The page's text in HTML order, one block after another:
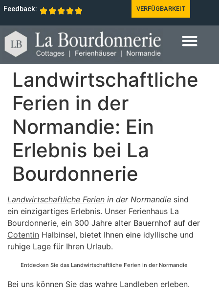
Feedback: VERFÜGBARKEIT
Landwirtschaftliche
Ferien in der
Normandie: Ein
Erlebnis bei La
Bourdonnerie
Landwirtschaftliche Ferien in der Normandie sind
ein einzigartiges Erlebnis. Unser Ferienhaus La
Bourdonnerie, ein 300 Jahre alter Bauernhof auf der
Cotentin Halbinsel, bietet Ihnen eine idyllische und
ruhige Lage für Ihren Urlaub.
Entdecken Sie das Landwirtschaftliche Ferien in der Normandie
Bei uns können Sie das wahre Landleben erleben.